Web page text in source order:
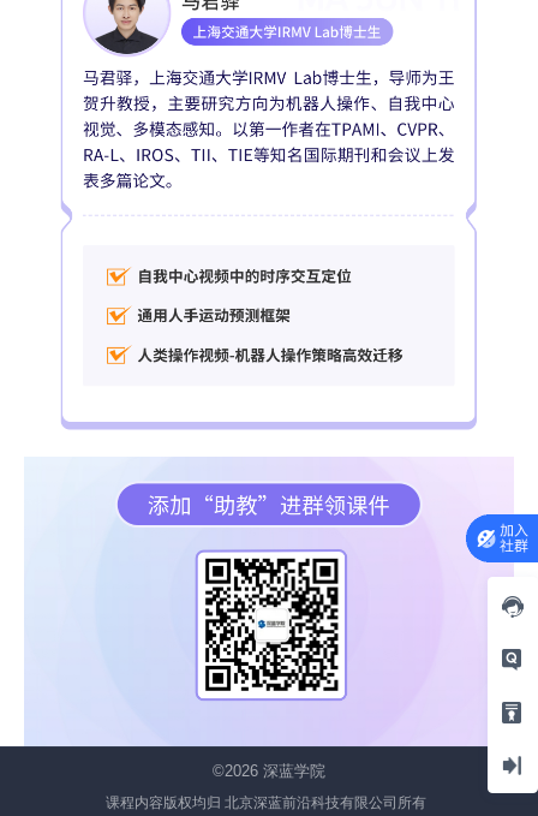
©2026 深蓝学院
课程内容版权均归 北京深蓝前沿科技有限公司所有